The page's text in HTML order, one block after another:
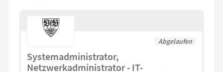
Abgelaufen
Systemadministrator,
Netzwerkadministrator - IT-